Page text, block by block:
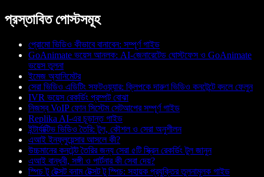
প্রস্তাবিত পোস্টসমূহ
প্রোমো ভিডিও কীভাবে বানাবেন: সম্পূর্ণ গাইড
GoAnimate ভয়েস আনলক: AI-জেনারেটেড ঘোস্টফেস ও GoAnimate
ভয়েস তুলনা
ইমেজ অ্যানিমেটর
সেরা ভিডিও এডিটিং সফটওয়্যার: ক্লিপকে দারুণ ভিডিও কনটেন্টে বদলে ফেলুন
IVR ভয়েস রেকর্ডিং প্রম্পট বোঝা
নিজস্ব VoIP ফোন সিস্টেম সেটআপের সম্পূর্ণ গাইড
Replika AI-এর চূড়ান্ত গাইড
ইন্টার্যাক্টিভ ভিডিও তৈরি: টুল, কৌশল ও সেরা অনুশীলন
এআই ইনফ্লুয়েন্সার আসলে কী?
উচ্চমানের কনটেন্ট তৈরির জন্য সেরা ৫টি স্ক্রিন রেকর্ডিং টুল জানুন
এআই বান্ধবী, সঙ্গী ও পার্টনার কী সেবা দেয়?
স্পিচ টু টেক্সট বনাম টেক্সট টু স্পিচ: সহায়ক প্রযুক্তির তুলনামূলক গাইড